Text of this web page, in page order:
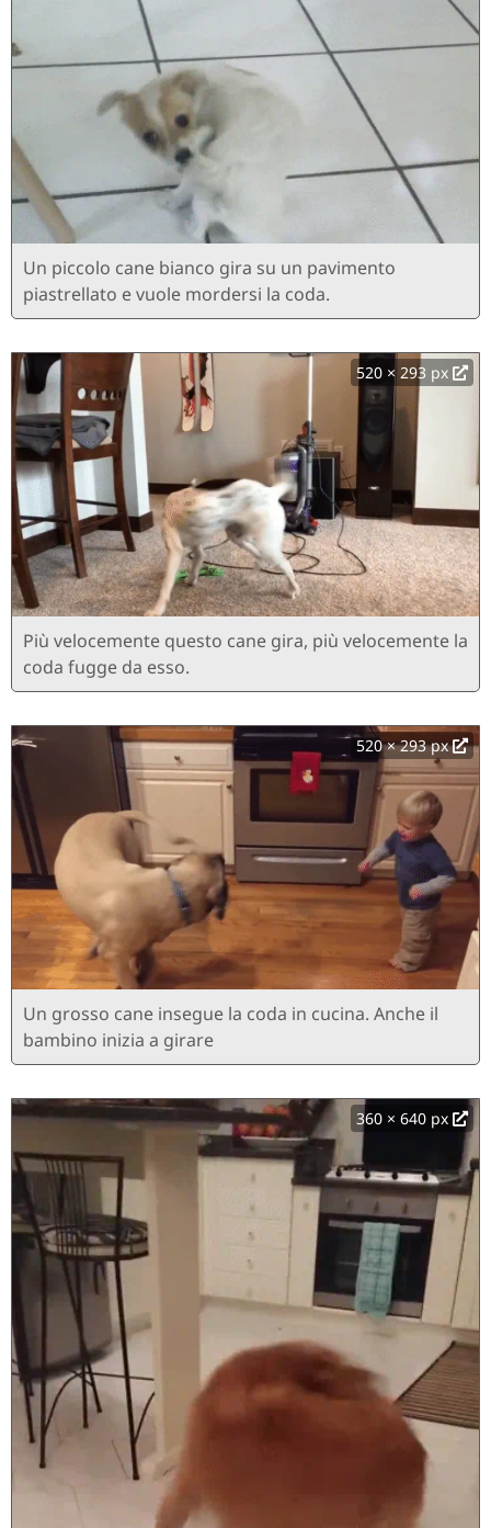
Un piccolo cane bianco gira su un pavimento
piastrellato e vuole mordersi la coda.
520 × 293 px
Più velocemente questo cane gira, più velocemente la
coda fugge da esso.
520 × 293 px
Un grosso cane insegue la coda in cucina. Anche il
bambino inizia a girare
360 × 640 px